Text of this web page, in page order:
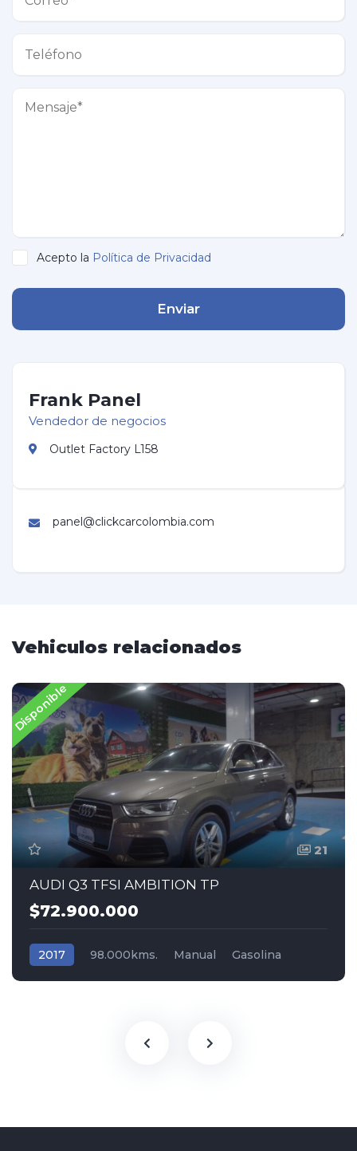
Acepto la Política de Privacidad
Enviar
Frank Panel
Vendedor de negocios
Outlet Factory L158
panel@clickcarcolombia.com
Vehiculos relacionados
Disponible
21
AUDI Q3 TFSI AMBITION TP
$72.900.000
2017 98.000kms. Manual
Gasolina